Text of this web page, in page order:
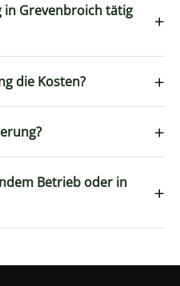
in Grevenbroich tätig
+
die Kosten? +
+
Betrieb oder in
+